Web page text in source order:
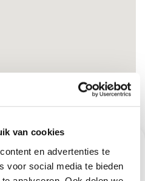
van cookies
en advertenties te
voor social media te bieden
punten